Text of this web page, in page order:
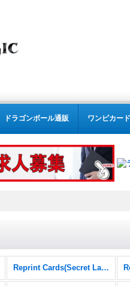
ドラゴンボール通販 ワンピカー
Reprint Cards(Secret Lair Commander)